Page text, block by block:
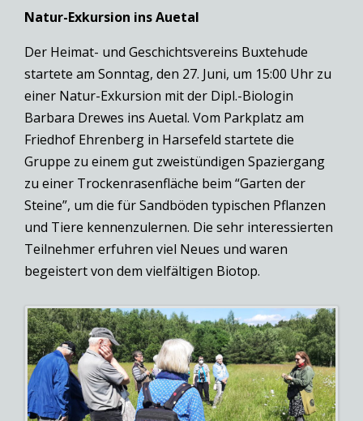
Natur-Exkursion ins Auetal
Der Heimat- und Geschichtsvereins Buxtehude
startete am Sonntag, den 27. Juni, um 15:00 Uhr zu
einer Natur-Exkursion mit der Dipl.-Biologin
Barbara Drewes ins Auetal. Vom Parkplatz am
Friedhof Ehrenberg in Harsefeld startete die
Gruppe zu einem gut zweistündigen Spaziergang
zu einer Trockenrasenfläche beim “Garten der
Steine”, um die für Sandböden typischen Pflanzen
und Tiere kennenzulernen. Die sehr interessierten
Teilnehmer erfuhren viel Neues und waren
begeistert von dem vielfältigen Biotop.